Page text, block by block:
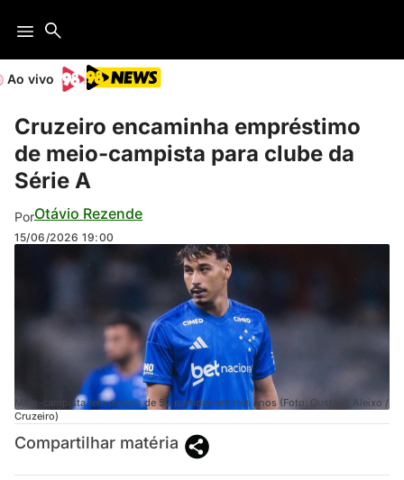
Ao vivo
Cruzeiro encaminha empréstimo
de meio-campista para clube da
Série A
PorOtávio Rezende
15/06/2026 19:00
Meio-campista tem menos de 50 partidas em três anos (Foto: Gustavo Aleixo /
Cruzeiro)
Compartilhar matéria